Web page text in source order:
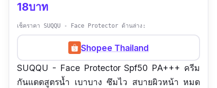
18บาท
เช็คราคา SUQQU - Face Protector ด้านล่าง:
Shopee Thailand
SUQQU - Face Protector Spf50 PA+++ ครีม
กันแดดสูตรน้ำ เบาบาง ซึมไว สบายผิวหน้า หมด